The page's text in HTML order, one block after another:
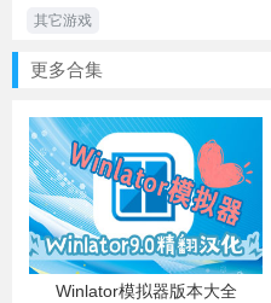
其它游戏
更多合集
Winlator模拟器版本大全